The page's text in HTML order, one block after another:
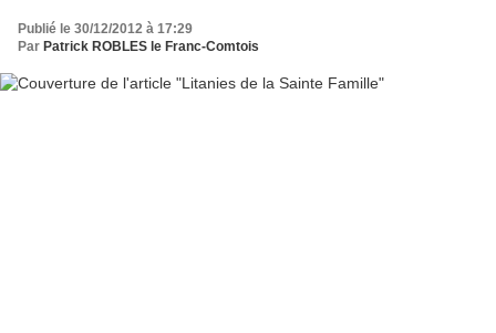
Publié le 30/12/2012 à 17:29
Par Patrick ROBLES le Franc-Comtois